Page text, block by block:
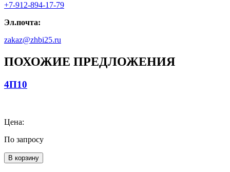
+7-912-894-17-79
Эл.почта:
zakaz@zhbi25.ru
ПОХОЖИЕ ПРЕДЛОЖЕНИЯ
4П10
Цена:
По запросу
В корзину